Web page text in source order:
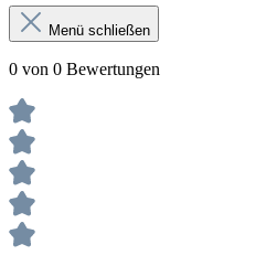
Menü schließen
0 von 0 Bewertungen